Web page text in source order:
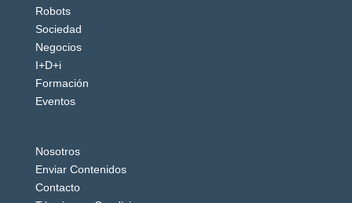
Robots
Sociedad
Negocios
I+D+i
Formación
Eventos
Nosotros
Enviar Contenidos
Contacto